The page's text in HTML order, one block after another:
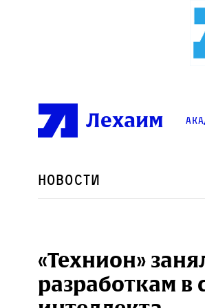
Лехаим
Новости
«Технион»
разработкам в